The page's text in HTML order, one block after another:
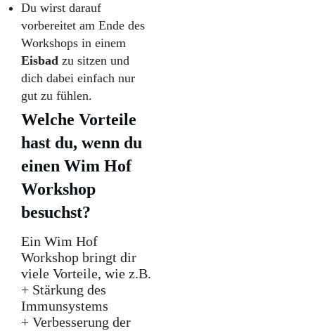
Du wirst darauf
vorbereitet am Ende des
Workshops in einem
Eisbad zu sitzen und
dich dabei einfach nur
gut zu fühlen.
Welche Vorteile
hast du, wenn du
einen Wim Hof
Workshop
besuchst?
Ein Wim Hof
Workshop bringt dir
viele Vorteile, wie z.B.
+ Stärkung des
Immunsystems
+ Verbesserung der